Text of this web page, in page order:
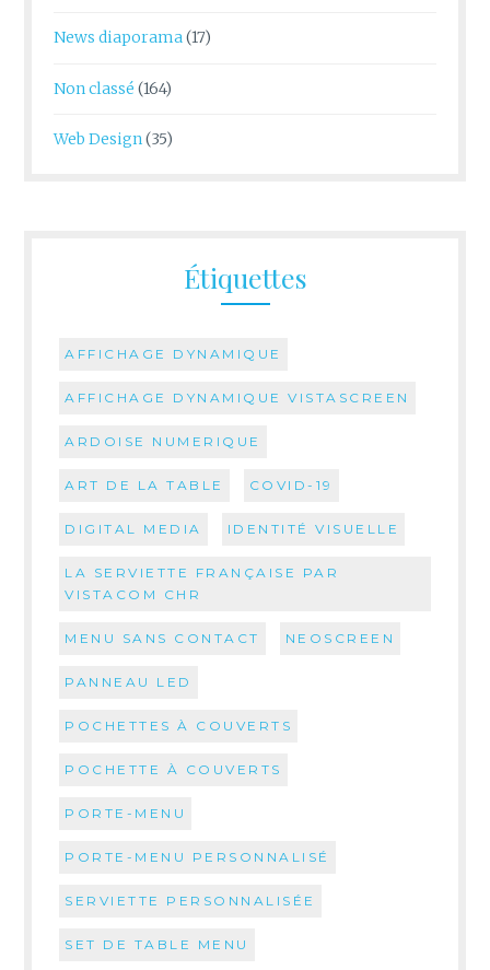
News diaporama(17)
Non classé (164)
Web Design(35)
Étiquettes
AFFICHAGE DYNAMIQUE
AFFICHAGE DYNAMIQUE VISTASCREEN
ARDOISE NUMERIQUE
ART DE LA TABLE COVID-19
DIGITAL MEDIA IDENTITÉ VISUELLE
LA SERVIETTE FRANÇAISE PAR
VISTACOM CHR
MENU SANS CONTACT NEOSCREEN
PANNEAU LED
POCHETTES À COUVERTS
POCHETTE À COUVERTS
PORTE-MENU
PORTE-MENU PERSONNALISÉ
SERVIETTE PERSONNALISÉE
SET DE TABLE MENU